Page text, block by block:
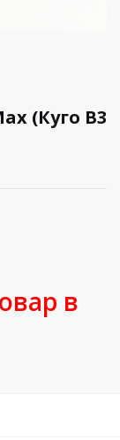
(Куго В3
в